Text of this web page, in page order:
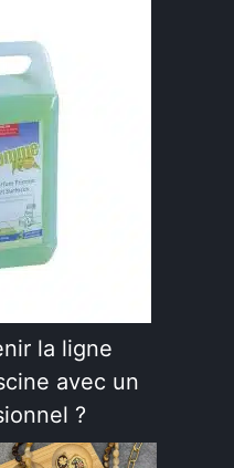
la ligne
avec un
?